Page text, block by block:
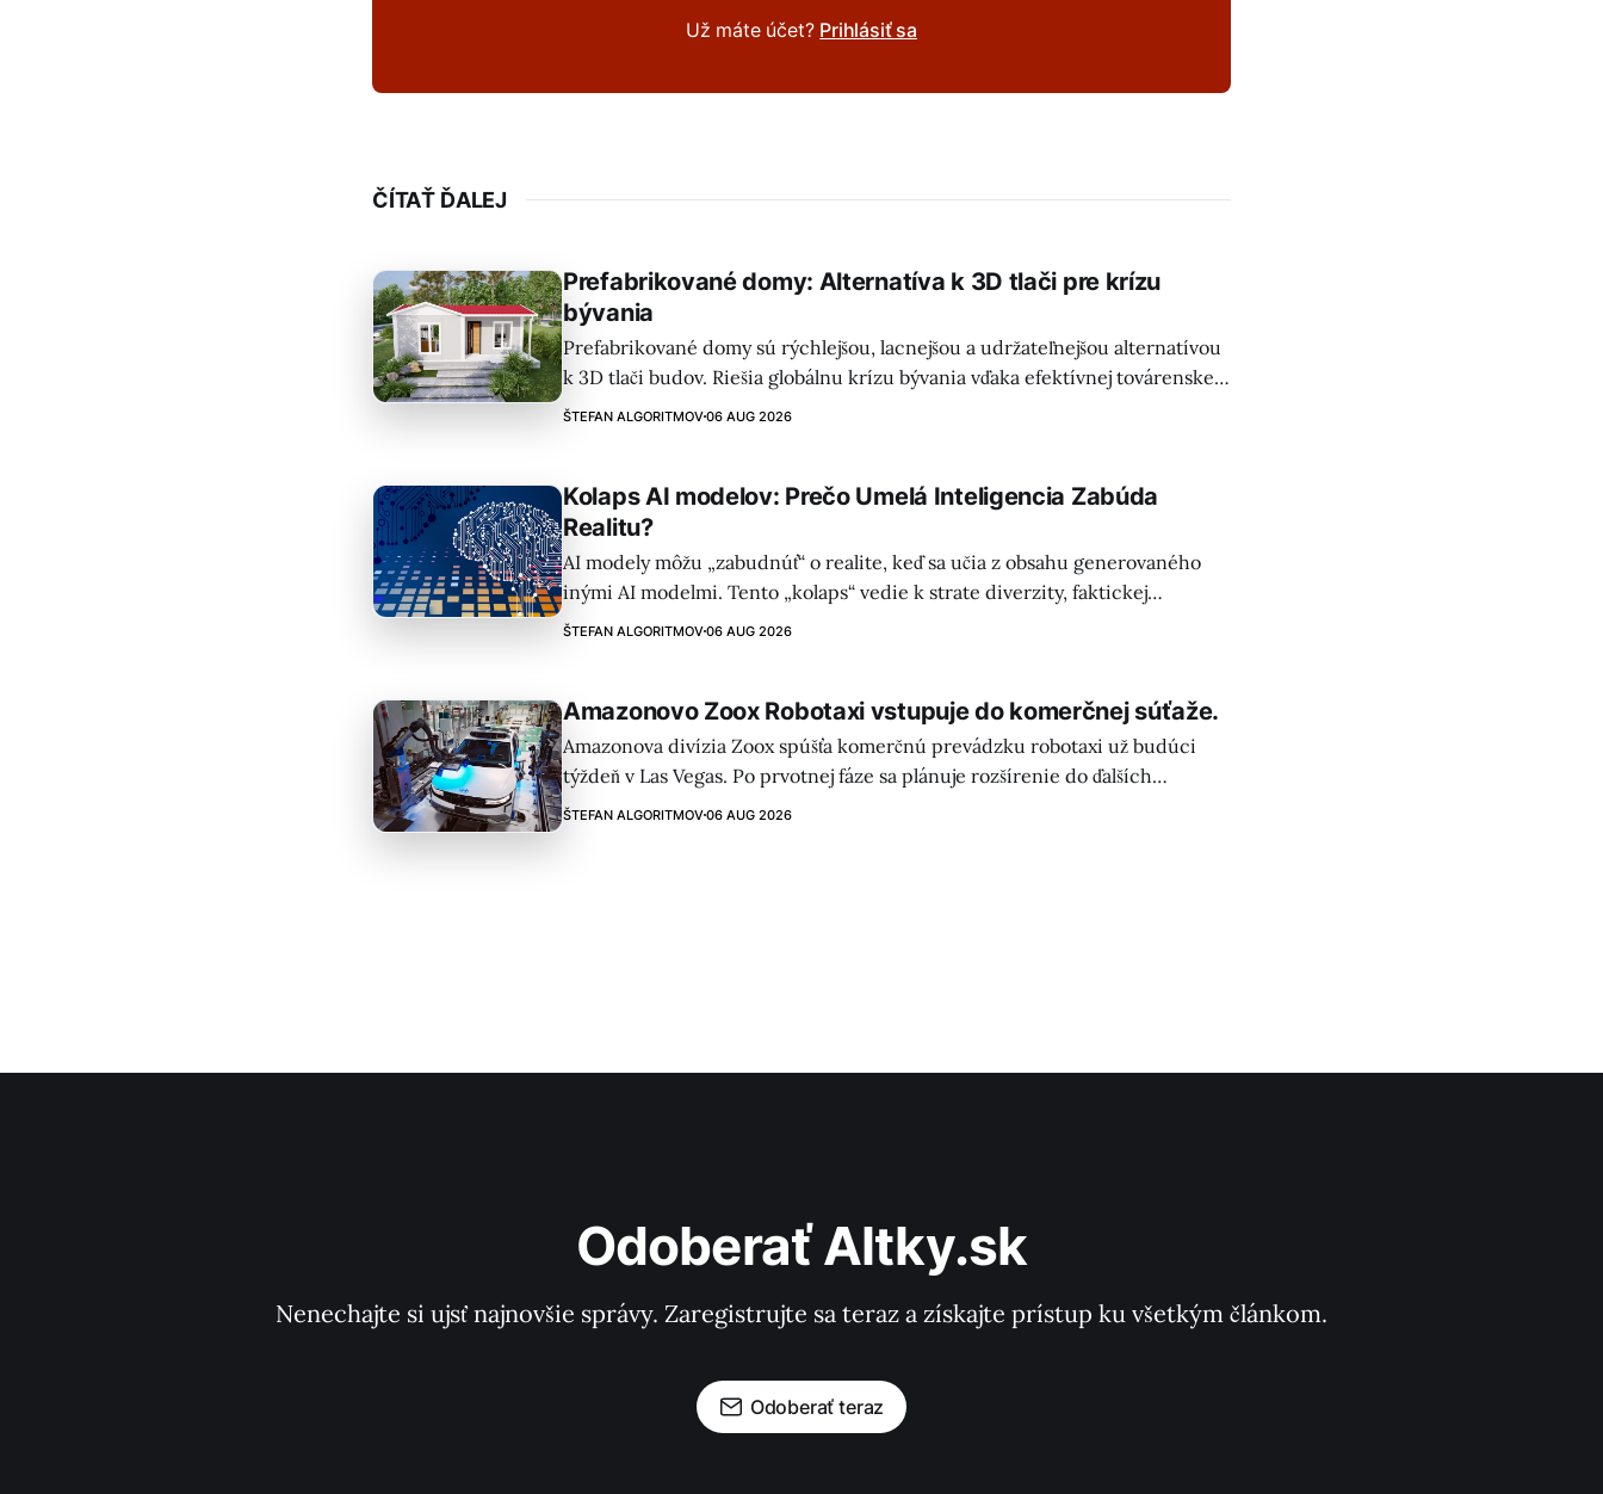
Už máte účet? Prihlásiť sa
ČÍTAŤ ĎALEJ
Prefabrikované domy: Alternatíva k 3D tlači pre krízu
bývania
Prefabrikované domy sú rýchlejšou, lacnejšou a udržateľnejšou alternatívou
k 3D tlači budov. Riešia globálnu krízu bývania vďaka efektívnej továrenskej
výrobe a montáži na mieste.
ŠTEFAN ALGORITMOV06 AUG 2026
Kolaps AI modelov: Prečo Umelá Inteligencia Zabúda
Realitu?
AI modely môžu „zabudnúť“ o realite, keď sa učia z obsahu generovaného
inými AI modelmi. Tento „kolaps“ vedie k strate diverzity, faktickej
spoľahlivosti a môže zosilňovať zaujatosť. Je to vážna výzva pre budúcnosť AI.
ŠTEFAN ALGORITMOV06 AUG 2026
Amazonovo Zoox Robotaxi vstupuje do komerčnej súťaže.
Amazonova divízia Zoox spúšťa komerčnú prevádzku robotaxi už budúci
týždeň v Las Vegas. Po prvotnej fáze sa plánuje rozšírenie do ďalších
amerických miest a regulačné orgány povoľujú nasadenie až 5000 vozidiel.
ŠTEFAN ALGORITMOV06 AUG 2026
Odoberať Altky.sk
Nenechajte si ujsť najnovšie správy. Zaregistrujte sa teraz a získajte prístup ku všetkým článkom.
Odoberať teraz